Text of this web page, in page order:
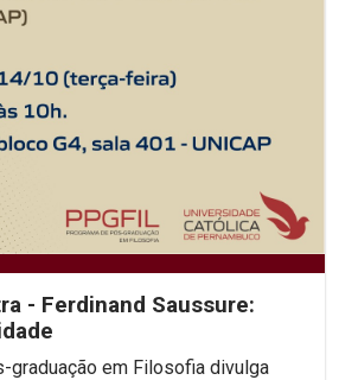
- Ferdinand Saussure:
graduação em Filosofia divulga